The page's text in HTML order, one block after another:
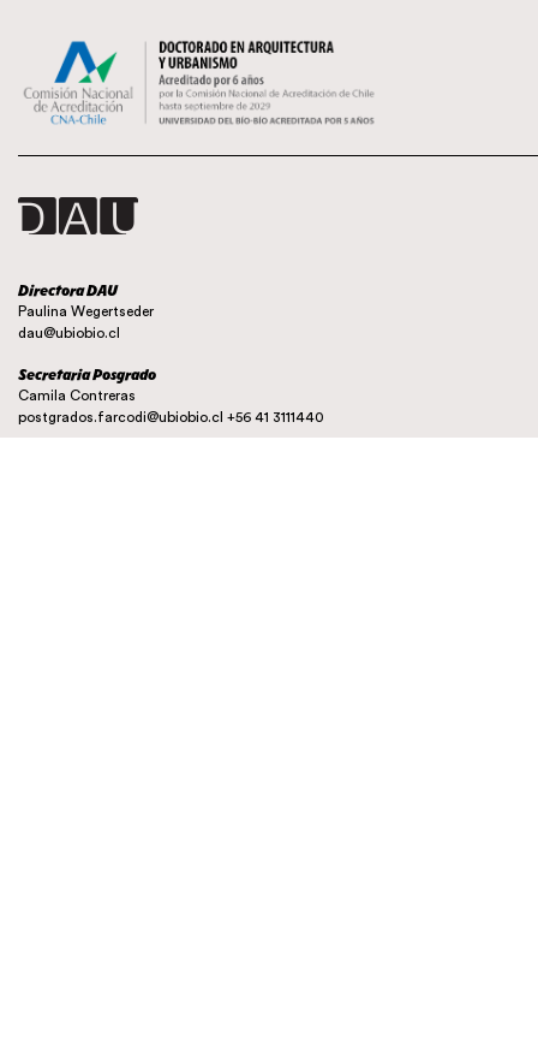
Directora DAU
Paulina Wegertseder
dau@ubiobio.cl
Secretaria Posgrado
Camila Contreras
postgrados.farcodi@ubiobio.cl +56 41 3111440